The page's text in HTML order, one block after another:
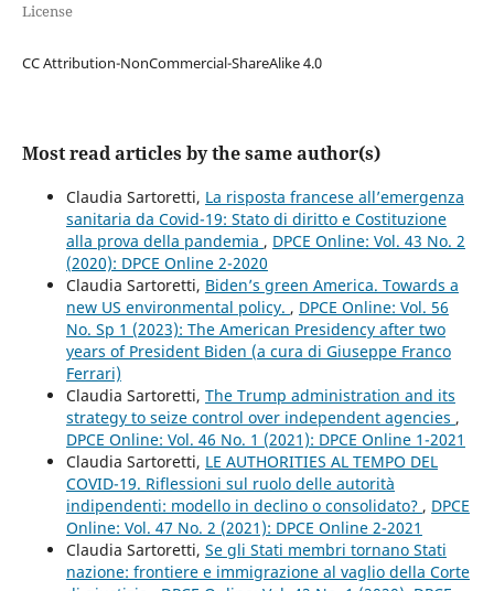
License
CC Attribution-NonCommercial-ShareAlike 4.0
Most read articles by the same author(s)
Claudia Sartoretti, La risposta francese all’emergenza
sanitaria da Covid-19: Stato di diritto e Costituzione
alla prova della pandemia , DPCE Online: Vol. 43 No. 2
(2020): DPCE Online 2-2020
Claudia Sartoretti, Biden’s green America. Towards a
new US environmental policy. , DPCE Online: Vol. 56
No. Sp 1 (2023): The American Presidency after two
years of President Biden (a cura di Giuseppe Franco
Ferrari)
Claudia Sartoretti, The Trump administration and its
strategy to seize control over independent agencies ,
DPCE Online: Vol. 46 No. 1 (2021): DPCE Online 1-2021
Claudia Sartoretti, LE AUTHORITIES AL TEMPO DEL
COVID-19. Riflessioni sul ruolo delle autorità
indipendenti: modello in declino o consolidato? , DPCE
Online: Vol. 47 No. 2 (2021): DPCE Online 2-2021
Claudia Sartoretti, Se gli Stati membri tornano Stati
nazione: frontiere e immigrazione al vaglio della Corte